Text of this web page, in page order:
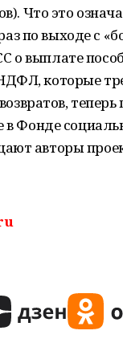
Что это
по выходе с
о выплате
которые
в Фонде
авторы